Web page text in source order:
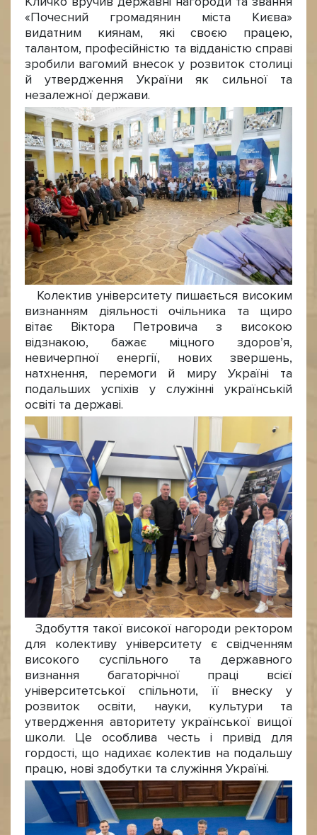
«Почесний громадянин міста Києва»
видатним киянам, які своєю працею,
талантом, професійністю та відданістю справі
зробили вагомий внесок у розвиток столиці
й утвердження України як сильної та
незалежної держави.
Колектив університету пишається високим
визнанням діяльності очільника та щиро
вітає Віктора Петровича з високою
відзнакою, бажає міцного здоров’я,
невичерпної енергії, нових звершень,
натхнення, перемоги й миру Україні та
подальших успіхів у служінні українській
освіті та державі.
Здобуття такої високої нагороди ректором
для колективу університету є свідченням
високого суспільного та державного
визнання багаторічної праці всієї
університетської спільноти, її внеску у
розвиток освіти, науки, культури та
утвердження авторитету української вищої
школи. Це особлива честь і привід для
гордості, що надихає колектив на подальшу
працю, нові здобутки та служіння Україні.